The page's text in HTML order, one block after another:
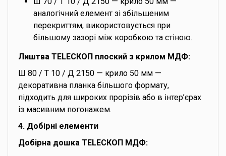
аналогічний елемент зі збільшеним
перекриттям, використовується при
більшому зазорі між коробкою та стіною.
Лиштва TELEСКОП плоский з крилом МДФ:
Ш 80 / Т 10 / Д 2150 — крило 50 мм —
декоративна планка більшого формату,
підходить для широких прорізів або в інтер’єрах
із масивним погонажем.
4. Добірні елементи
Добірна дошка TELEСКОП МДФ: